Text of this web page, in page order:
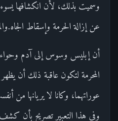
وسميت بذلك، لأن انكشافها
عن إزالة الحرمة وإسقاط
أن إبليس وسوس إلى آدم وحواء
المحرمة لتكون عاقبة ذلك أن
عوراتهما، وكانا لا يريانها من
وفي هذا التعبير تصريح بأن